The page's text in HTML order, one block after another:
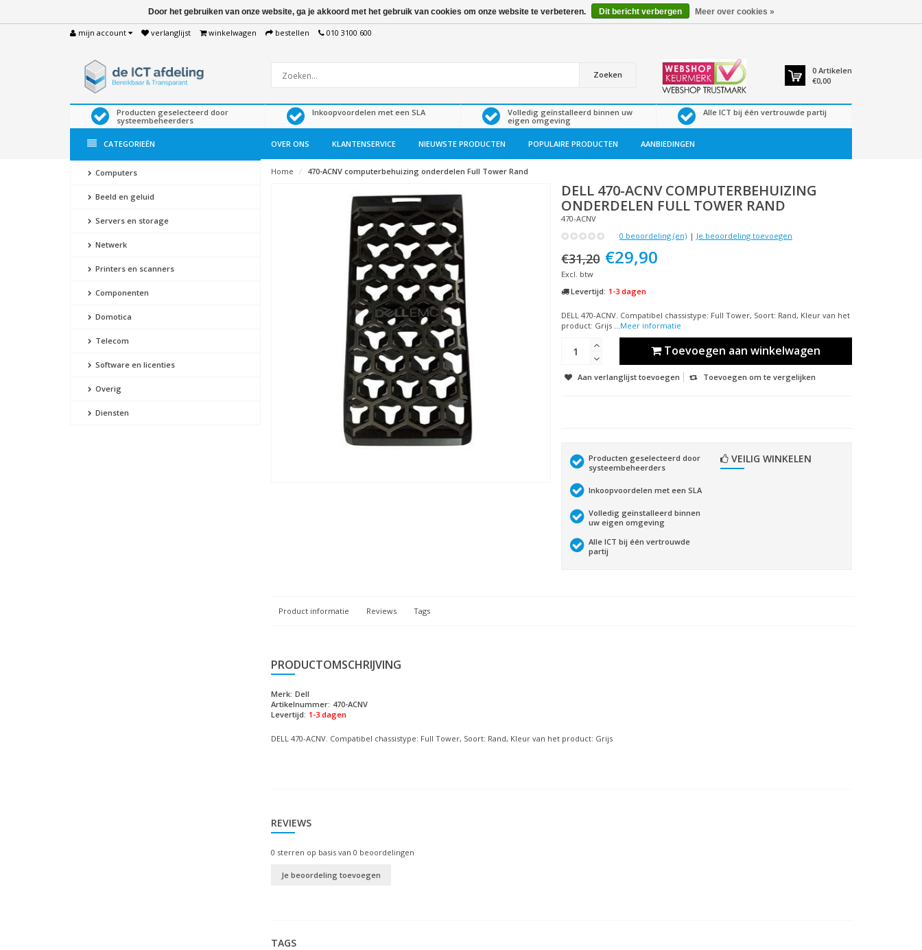
mijn account verlanglijst winkelwagen bestellen 010 3100 600
Zoeken 0 Artikelen
€0,00
Producten geselecteerd door
systeembeheerders
Inkoopvoordelen met een SLA
Volledig geïnstalleerd binnen uw
eigen omgeving
Alle ICT bij één vertrouwde partij
CATEGORIEËN OVER ONS KLANTENSERVICE NIEUWSTE PRODUCTEN POPULAIRE PRODUCTEN AANBIEDINGEN
Computers
Beeld en geluid
Servers en storage
Netwerk
Printers en scanners
Componenten
Domotica
Telecom
Software en licenties
Overig
Diensten
Home 470-ACNV computerbehuizing onderdelen Full Tower Rand
DELL 470-ACNV COMPUTERBEHUIZING
ONDERDELEN FULL TOWER RAND
470-ACNV
0 beoordeling (en) | Je beoordeling toevoegen
€31,20 €29,90
Excl. btw
Levertijd: 1-3 dagen
DELL 470-ACNV. Compatibel chassistype: Full Tower, Soort: Rand, Kleur van het
product: Grijs ...Meer informatie
Toevoegen aan winkelwagen
Aan verlanglijst toevoegen Toevoegen om te vergelijken
Producten geselecteerd door
systeembeheerders
Inkoopvoordelen met een SLA
Volledig geïnstalleerd binnen
uw eigen omgeving
Alle ICT bij één vertrouwde
partij
VEILIG WINKELEN
Product informatie Reviews Tags
PRODUCTOMSCHRIJVING
Merk: Dell
Artikelnummer: 470-ACNV
Levertijd: 1-3 dagen
DELL 470-ACNV. Compatibel chassistype: Full Tower, Soort: Rand, Kleur van het product: Grijs
REVIEWS
0 sterren op basis van 0 beoordelingen
Je beoordeling toevoegen
TAGS
Door het gebruiken van onze website, ga je akkoord met het gebruik van cookies om onze website te verbeteren. Dit bericht verbergen Meer over cookies »